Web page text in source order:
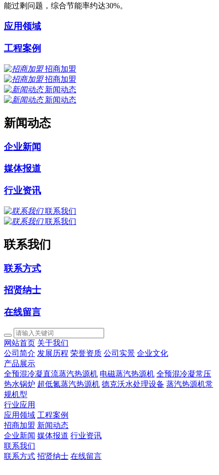
能过剩问题，综合节能率约达30%。
应用领域
工程案例
招商加盟
招商加盟
新闻动态
新闻动态
新闻动态
企业新闻
媒体报道
行业资讯
联系我们
联系我们
联系我们
联系方式
招贤纳士
在线留言
网站首页 关于我们
公司简介 发展历程 荣誉资质 公司实景 企业文化
产品展示
全预混冷凝直流蒸汽热源机 电磁蒸汽热源机 全预混冷凝常压
热水锅炉 超低氮蒸汽热源机 德克沃水处理设备 蒸汽热源机常
规机型
行业应用
应用领域 工程案例
招商加盟 新闻动态
企业新闻 媒体报道 行业资讯
联系我们
联系方式 招贤纳士 在线留言